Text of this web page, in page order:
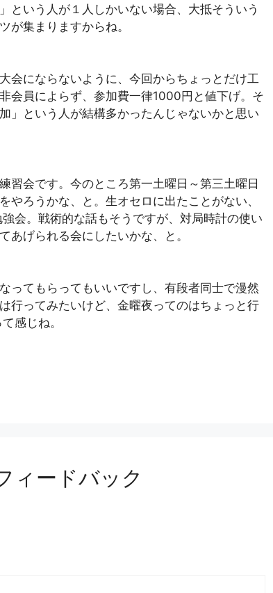
という人が１人しかいない場合、大抵そういう
が集まりますからね。
会にならないように、今回からちょっとだけ工
会員によらず、参加費一律1000円と値下げ。そ
」という人が結構多かったんじゃないかと思い
習会です。今のところ第一土曜日～第三土曜日
やろうかな、と。生オセロに出たことがない、
会。戦術的な話もそうですが、対局時計の使い
あげられる会にしたいかな、と。
ってもらってもいいですし、有段者同士で漫然
行ってみたいけど、金曜夜ってのはちょっと行
感じね。
ィードバック